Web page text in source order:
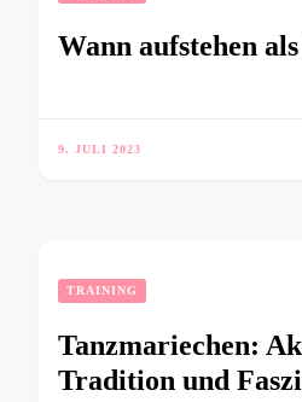
Wann aufstehen
9. JULI 2023
TRAINING
Tanzmariechen:
Tradition und